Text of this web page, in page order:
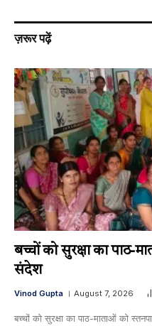
ज़रूर पढ़ें
बच्चों को सुरक्षा का पाठ-
संदेश
Vinod Gupta August 7, 2026
बच्चों को सुरक्षा का पाठ-माताओं को